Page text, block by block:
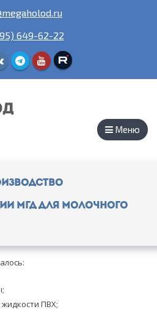
649-62-22
Меню
МГД для молочного
ПВХ;